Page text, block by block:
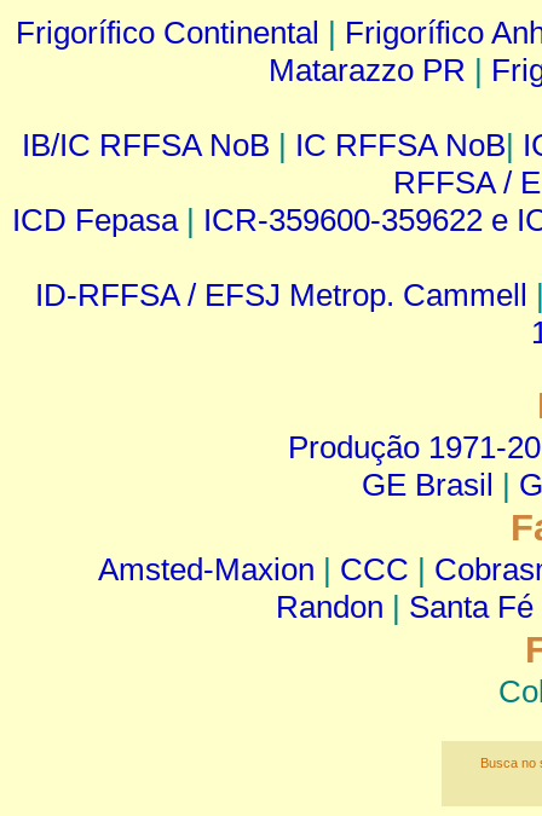
Frigorífico Continental | Frigorífico
Matarazzo PR |
IB/IC RFFSA NoB | IC RFFSA NoB|
RFFSA /
ICD Fepasa| ICR-359600-359622 e
ID-RFFSA / EFSJ Metrop. Cammell
Produção 1971-
GE Brasil |
Amsted-Maxion | CCC |
Randon | Santa Fé
Busca no